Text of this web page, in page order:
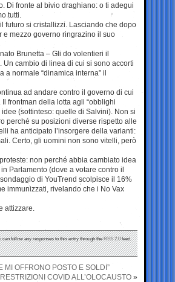
Di fronte al bivio draghiano: o ti adegui
tutti.
futuro si cristallizzi. Lasciando che dopo
mezzo governo ringrazino il suo
Brunetta – Gli do volentieri il
cambio di linea di cui si sono accorti
normale “dinamica interna” il
ad andare contro il governo di cui
frontman della lotta agli “obblighi
(sottinteso: quelle di Salvini). Non si
perché su posizioni diverse rispetto alle
ha anticipato l’insorgere della varianti:
Certo, gli uomini non sono vitelli, però
non perché abbia cambiato idea
Parlamento (dove a votare contro il
di YouTrend scolpisce il 16%
immunizzati, rivelando che i No Vax
attizzare.
can follow any responses to this entry through theRSS 2.0feed.
MI OFFRONO POSTO E SOLDI”
COVID ALL’OLOCAUSTO »